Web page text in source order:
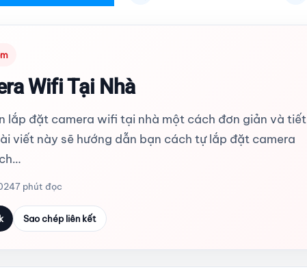
Wifi Tại Nhà
lắp đặt camera wifi tại nhà một cách đơn giản và tiết
viết này sẽ hướng dẫn bạn cách tự lắp đặt camera
7 phút đọc
Sao chép liên kết